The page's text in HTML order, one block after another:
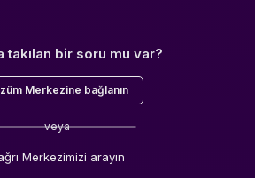
takılan bir soru mu var?
Merkezine bağlanın
veya
Merkezimizi arayın